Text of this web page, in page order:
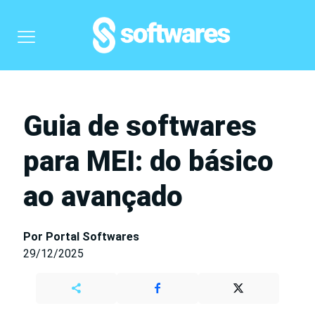
Guia de softwares
para MEI: do básico
ao avançado
Por Portal Softwares
29/12/2025